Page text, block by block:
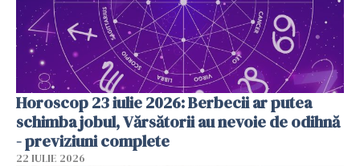
Horoscop 23 iulie 2026: Berbecii ar putea
schimba jobul, Vărsătorii au nevoie de odihnă
- previziuni complete
22 IULIE 2026